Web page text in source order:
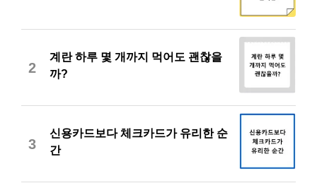
2
계란 하루 몇 개까지 먹어도 괜찮을
까?
3
신용카드보다 체크카드가 유리한 순
간